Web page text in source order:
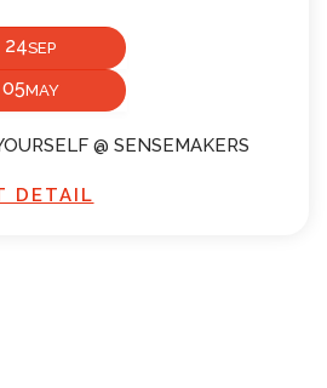
24SEP
05MAY
@ SENSEMAKERS
DETAIL